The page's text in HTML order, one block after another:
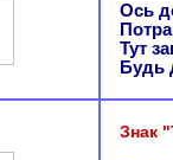
Ось
Тут
Будь
Знак